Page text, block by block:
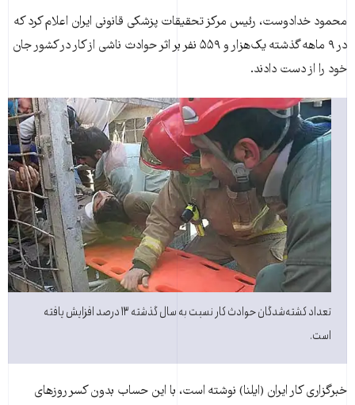
محمود خدادوست، رئيس مرکز تحقيقات پزشکی قانونی ايران اعلام کرد که
در ۹ ماهه گذشته يک‌هزار و ۵۵۹ نفر بر اثر حوادث ناشی از کار در کشور جان
خود را از دست دادند.
تعداد کشته‌شدگان حوادث کار نسبت به سال گذشته ۱۳ درصد افزايش يافته
است.
خبرگزاری کار ايران (ايلنا) نوشته است، با اين حساب بدون کسر روزهای